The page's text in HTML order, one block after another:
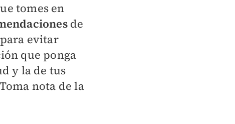
tomes en
de
evitar
que ponga
y la de tus
nota de la